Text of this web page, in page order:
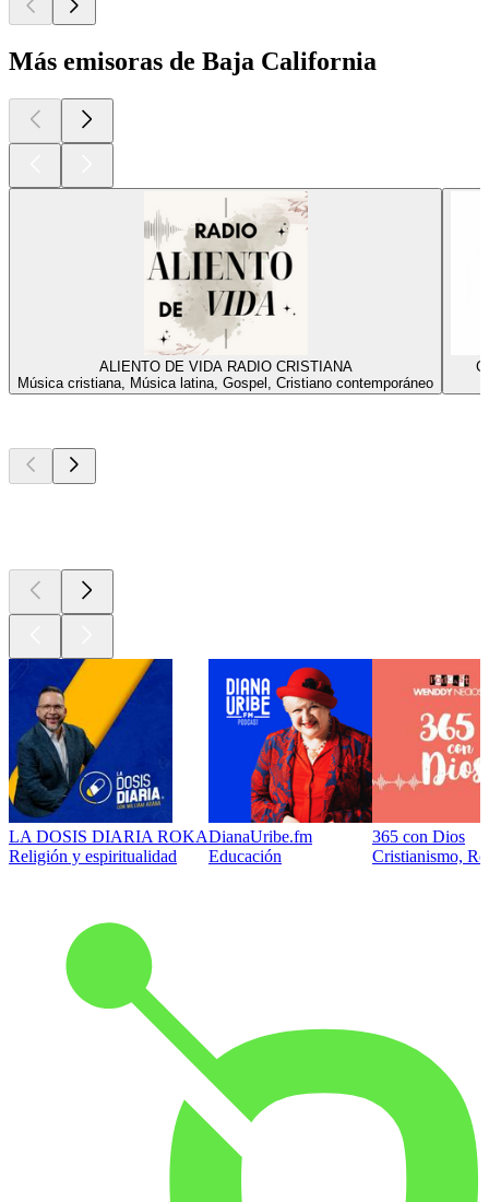
Más emisoras de Baja California
ALIENTO DE VIDA RADIO CRISTIANA
Música cristiana, Música latina, Gospel, Cristiano contemporáneo
LA DOSIS DIARIA ROKA
Religión y espiritualidad
DianaUribe.fm
Educación
365 con Dios
Cristianismo,